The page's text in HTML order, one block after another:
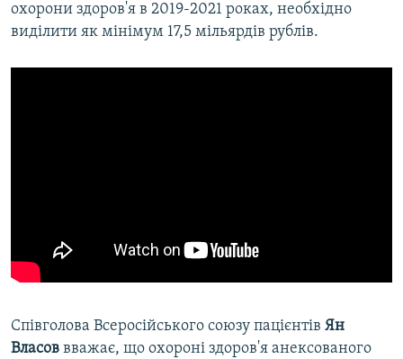
охорони здоров'я в 2019-2021 роках, необхідно
виділити як мінімум 17,5 мільярдів рублів.
Співголова Всеросійського союзу пацієнтів Ян
Власов вважає, що охороні здоров'я анексованого